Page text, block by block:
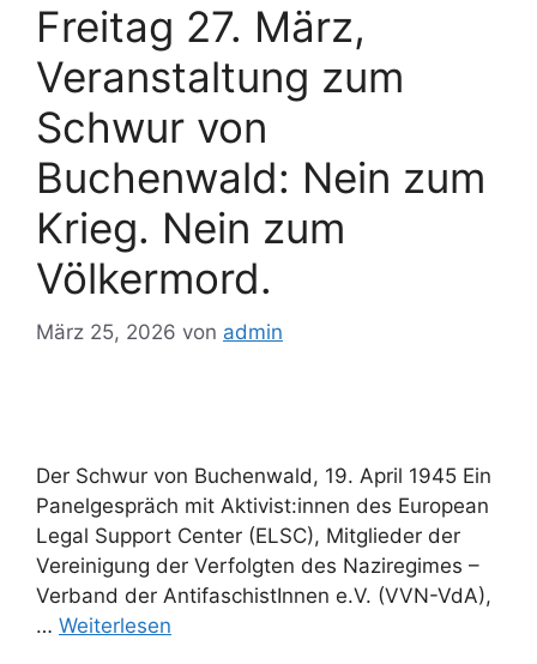
Freitag 27. März,
Veranstaltung zum
Schwur von
Buchenwald: Nein zum
Krieg. Nein zum
Völkermord.
März 25, 2026 von admin
Der Schwur von Buchenwald, 19. April 1945 Ein
Panelgespräch mit Aktivist:innen des European
Legal Support Center (ELSC), Mitglieder der
Vereinigung der Verfolgten des Naziregimes –
Verband der AntifaschistInnen e.V. (VVN-VdA),
… Weiterlesen